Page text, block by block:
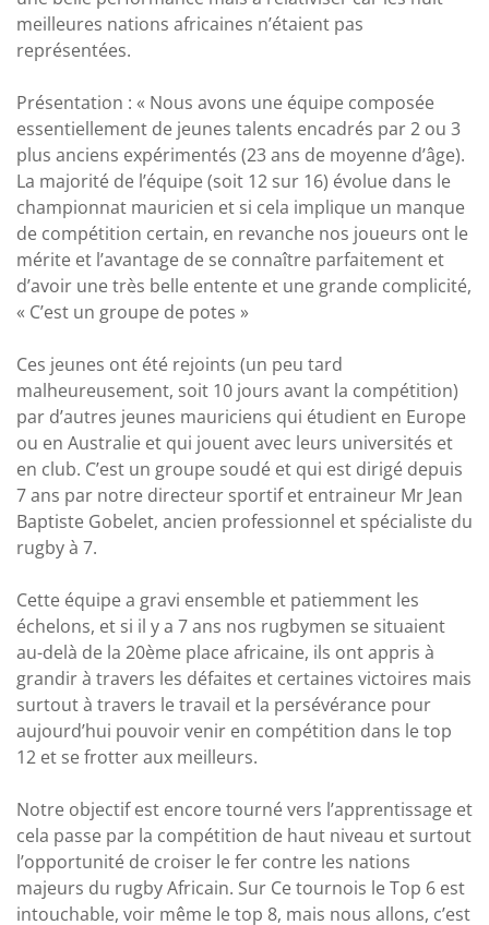
meilleures nations africaines n’étaient pas
représentées.
Présentation : « Nous avons une équipe composée
essentiellement de jeunes talents encadrés par 2 ou 3
plus anciens expérimentés (23 ans de moyenne d’âge).
La majorité de l’équipe (soit 12 sur 16) évolue dans le
championnat mauricien et si cela implique un manque
de compétition certain, en revanche nos joueurs ont le
mérite et l’avantage de se connaître parfaitement et
d’avoir une très belle entente et une grande complicité,
« C’est un groupe de potes »
Ces jeunes ont été rejoints (un peu tard
malheureusement, soit 10 jours avant la compétition)
par d’autres jeunes mauriciens qui étudient en Europe
ou en Australie et qui jouent avec leurs universités et
en club. C’est un groupe soudé et qui est dirigé depuis
7 ans par notre directeur sportif et entraineur Mr Jean
Baptiste Gobelet, ancien professionnel et spécialiste du
rugby à 7.
Cette équipe a gravi ensemble et patiemment les
échelons, et si il y a 7 ans nos rugbymen se situaient
au-delà de la 20ème place africaine, ils ont appris à
grandir à travers les défaites et certaines victoires mais
surtout à travers le travail et la persévérance pour
aujourd’hui pouvoir venir en compétition dans le top
12 et se frotter aux meilleurs.
Notre objectif est encore tourné vers l’apprentissage et
cela passe par la compétition de haut niveau et surtout
l’opportunité de croiser le fer contre les nations
majeurs du rugby Africain. Sur Ce tournois le Top 6 est
intouchable, voir même le top 8, mais nous allons, c’est